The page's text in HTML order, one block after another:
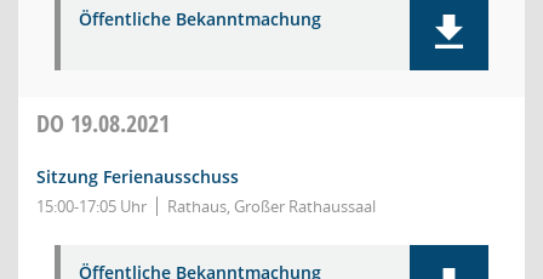
Öffentliche Bekanntmachung
DO 19.08.2021
Sitzung Ferienausschuss
15:00-17:05 Uhr Rathaus, Großer Rathaussaal
Öffentliche Bekanntmachung